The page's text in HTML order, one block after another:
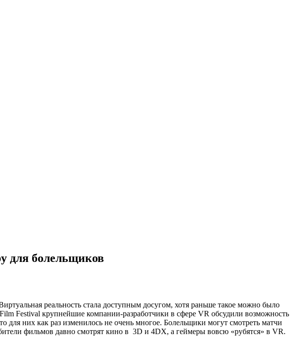
актуальные новости о российских и мировых проектах, видео-заметки,
для болельщиков
реальность стала доступным досугом, хотя раньше такое можно было
Festival крупнейшие компании-разработчики в сфере VR обсудили возможность
для них как раз изменилось не очень многое. Болельщики могут смотреть матчи
фильмов давно смотрят кино в 3D и 4DХ, а геймеры вовсю «рубятся» в VR.